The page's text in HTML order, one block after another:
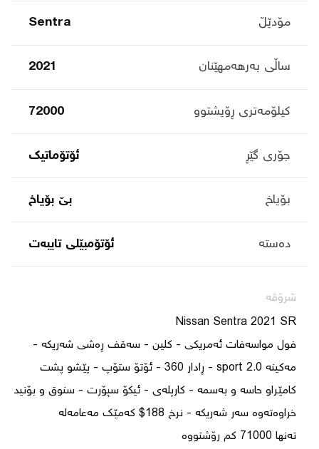
مۆدێڵ Sentra
ساڵی بەرهەمهێنان 2021
کیلۆمەتری ڕۆیشتوو 72000
جۆری گێڕ ئۆتۆماتیک
بۆیاخ بێ بۆیاخ
دەستە ئۆتۆمبێلی تایبه‌ت
شرۆڤە